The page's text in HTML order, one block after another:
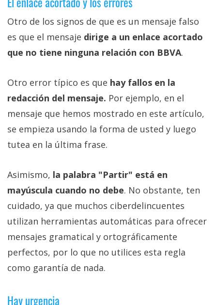
Otro de los signos de que es un mensaje falso
es que el mensaje dirige a un enlace acortado
que no tiene ninguna relación con BBVA.
Otro error típico es que hay fallos en la
redacción del mensaje. Por ejemplo, en el
mensaje que hemos mostrado en este artículo,
se empieza usando la forma de usted y luego
tutea en la última frase.
Asimismo, la palabra "Partir" está en
mayúscula cuando no debe. No obstante, ten
cuidado, ya que muchos ciberdelincuentes
utilizan herramientas automáticas para ofrecer
mensajes gramatical y ortográficamente
perfectos, por lo que no utilices esta regla
como garantía de nada.
Hay urgencia